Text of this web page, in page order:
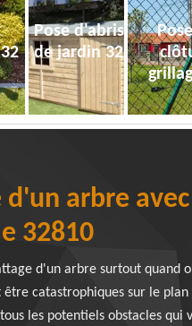
Pose d'abris
de jardin 32
arbre
32810
d'un arbre surtout quand
catastrophiques sur le
les potentiels obstacles qui